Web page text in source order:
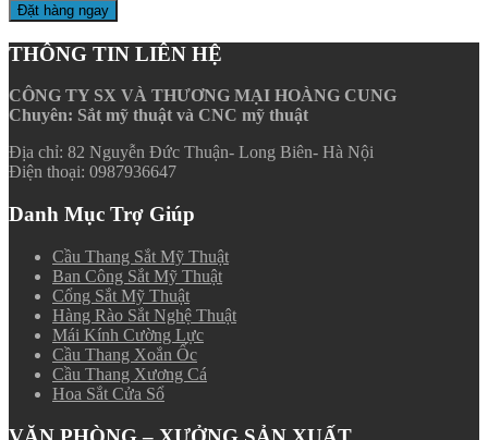
Đặt hàng ngay
THÔNG TIN LIÊN HỆ
CÔNG TY SX VÀ THƯƠNG MẠI HOÀNG CUNG
Chuyên: Sắt mỹ thuật và CNC mỹ thuật
Địa chỉ: 82 Nguyễn Đức Thuận- Long Biên- Hà Nội
Điện thoại: 0987936647
Danh Mục Trợ Giúp
Cầu Thang Sắt Mỹ Thuật
Ban Công Sắt Mỹ Thuật
Cổng Sắt Mỹ Thuật
Hàng Rào Sắt Nghệ Thuật
Mái Kính Cường Lực
Cầu Thang Xoắn Ốc
Cầu Thang Xương Cá
Hoa Sắt Cửa Sổ